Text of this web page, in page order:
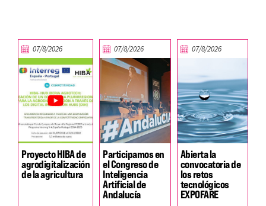
07/8/2026
Proyecto HIBA de
agrodigitalización
de la agricultura
07/8/2026
Participamos en
el Congreso de
Inteligencia
Artificial de
Andalucía
07/8/2026
Abierta la
convocatoria de
los retos
tecnológicos
EXPOFARE